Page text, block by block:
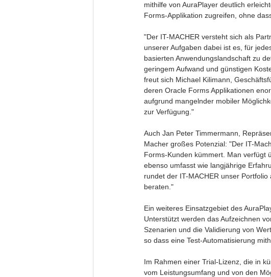
mithilfe von AuraPlayer deutlich
Forms-Applikation zugreifen, ohne
"Der IT-MACHER versteht sich als
unserer Aufgaben dabei ist es, für
basierten Anwendungslandschaft zu
geringem Aufwand und günstigen
freut sich Michael Kilimann,
deren Oracle Forms Applikationen
aufgrund mangelnder mobiler
zur Verfügung."
Auch Jan Peter Timmermann,
Macher großes Potenzial: "Der IT-
Forms-Kunden kümmert. Man verfügt
ebenso umfasst wie langjährige
rundet der IT-MACHER unser
beraten."
Ein weiteres Einsatzgebiet des
Unterstützt werden das Aufzeichnen
Szenarien und die Validierung von
so dass eine Test-Automatisierung
Im Rahmen einer Trial-Lizenz, die in
vom Leistungsumfang und von den